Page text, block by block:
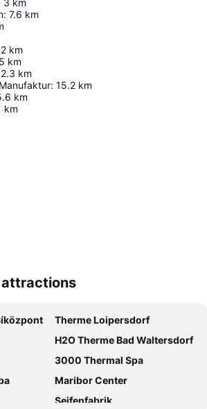
3 km
: 7.6 km
km
km
km
: 15.2 km
km
km
attractions
Therme Loipersdorf
H2O Therme Bad Waltersdorf
3000 Thermal Spa
Maribor Center
Seifenfabrik